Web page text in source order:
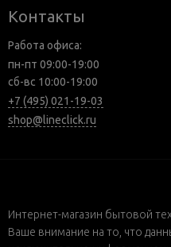
Контакты
Работа офиса:
пн-пт 09:00-19:00
сб-вс 10:00-19:00
+7 (495) 021-19-03
shop@lineclick.ru
Интернет-магазин бытовой
Ваше внимание на то, что